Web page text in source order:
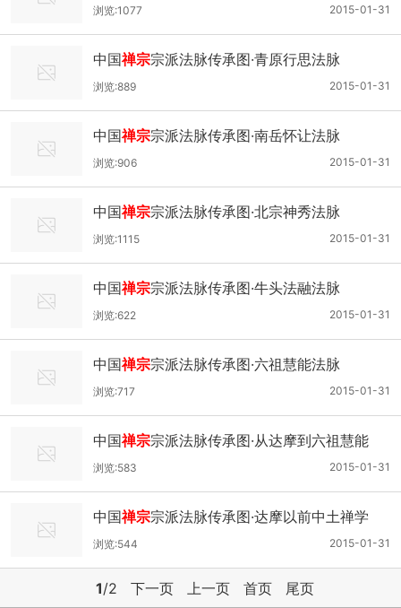
2015-01-31
浏览:1077
中国禅宗宗派法脉传承图·青原行思法脉
2015-01-31
浏览:889
中国禅宗宗派法脉传承图·南岳怀让法脉
2015-01-31
浏览:906
中国禅宗宗派法脉传承图·北宗神秀法脉
2015-01-31
浏览:1115
中国禅宗宗派法脉传承图·牛头法融法脉
2015-01-31
浏览:622
中国禅宗宗派法脉传承图·六祖慧能法脉
2015-01-31
浏览:717
中国禅宗宗派法脉传承图·从达摩到六祖慧能
2015-01-31
浏览:583
中国禅宗宗派法脉传承图·达摩以前中土禅学
2015-01-31
浏览:544
1/2 下一页 上一页 首页 尾页